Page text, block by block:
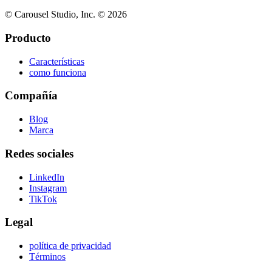
© Carousel Studio, Inc. © 2026
Producto
Características
como funciona
Compañía
Blog
Marca
Redes sociales
LinkedIn
Instagram
TikTok
Legal
política de privacidad
Términos